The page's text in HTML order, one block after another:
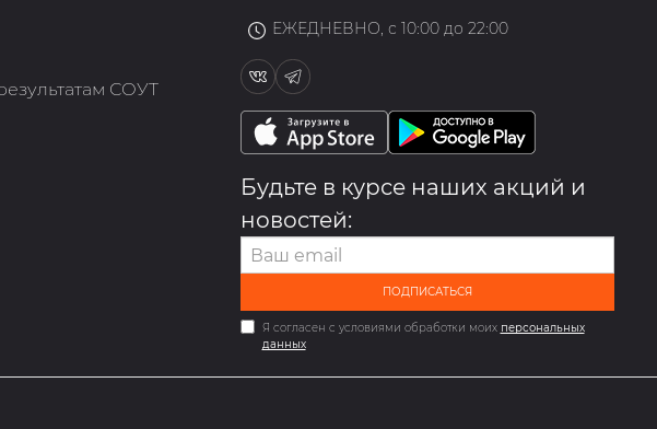
СОУТ
ЕЖЕДНЕВНО, с 10:00 до 22:00
Будьте в курсе наших акций и
новостей:
ПОДПИСАТЬСЯ
Я согласен с условиями обработки моих персональных
данных